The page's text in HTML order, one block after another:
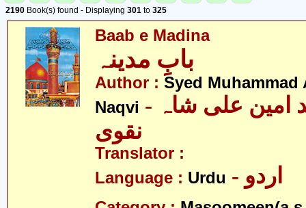
2190 Book(s) found - Displaying 301 to 325
Baab e Madina
بابِ مدینہ
Author : Syed Muhammad
Naqvi - سید محمد امین علی شاہ
نقوی
Translator :
Language : Urdu - اردو